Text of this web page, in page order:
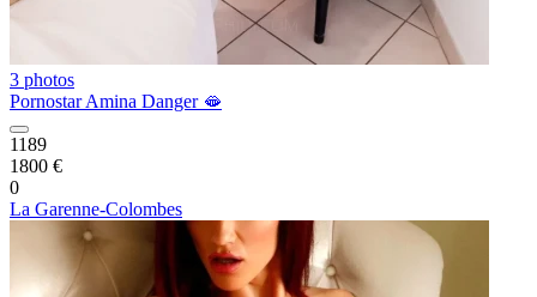
3 photos
Pornostar Amina Danger 🫦
1189
1800 €
0
La Garenne-Colombes